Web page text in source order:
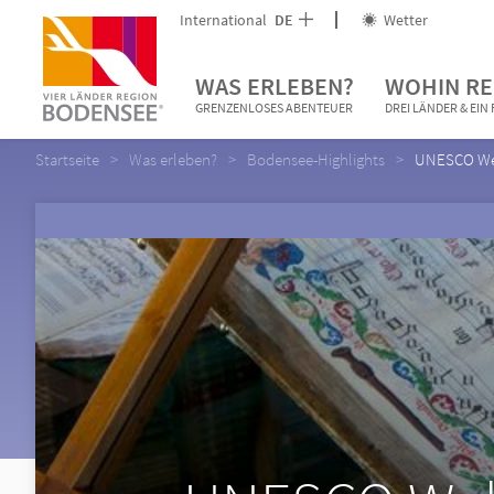
International DE Wetter
WAS ERLEBEN?
GRENZENLOSES ABENTEUER
WOHIN
DREI LÄNDER &
Startseite Was erleben? Bodensee-Highlights UNESCO